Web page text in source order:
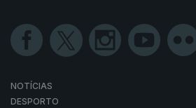
NOTÍCIAS
DESPORTO